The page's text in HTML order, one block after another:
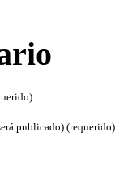
publicado) (requerido)